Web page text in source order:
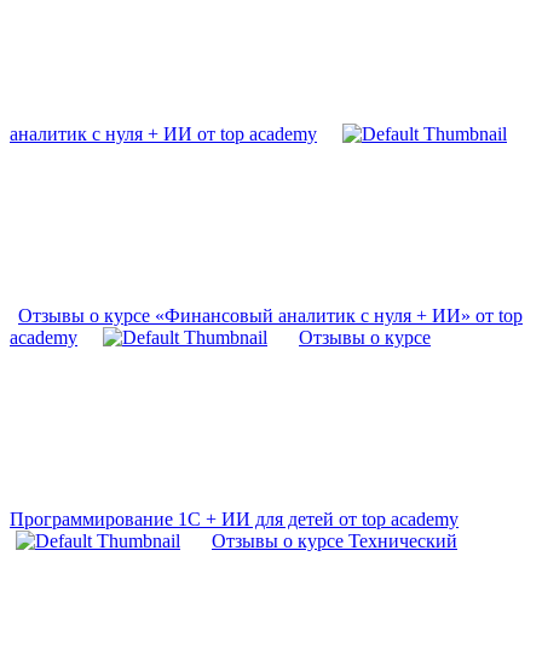
аналитик с нуля + ИИ от top academy
Отзывы о курсе «Финансовый аналитик с нуля + ИИ» от top
academy
Отзывы о курсе
Программирование 1С + ИИ для детей от top academy
Отзывы о курсе Технический